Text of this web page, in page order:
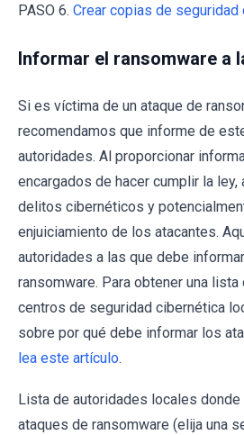
PASO 6. Crear copias de seguridad
Informar el ransomware a
Si es víctima de un ataque de
recomendamos que informe de
autoridades. Al proporcionar
encargados de hacer cumplir la ley,
delitos cibernéticos y
enjuiciamiento de los atacantes.
autoridades a las que debe
ransomware. Para obtener una
centros de seguridad cibernética
sobre por qué debe informar los
lea este artículo.
Lista de autoridades locales
ataques de ransomware (elija una